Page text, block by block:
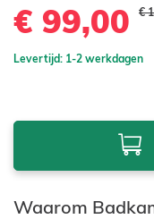
€ 99,00 €
Levertijd: 1-2 werkdagen
Waarom